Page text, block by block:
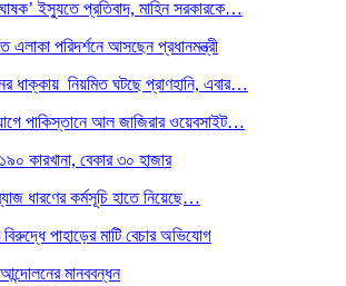
ইস্যুতে প্রতিবাদ, মাহিন সরকারকে…
এলাকা পরিদর্শনে আসছেন প্রধানমন্ত্রী
ধাক্কায় নিয়মিত ঘটছে প্রাণহানি, এবার…
পাকিস্তানে আল জাজিরার ওয়েবসাইট…
কারখানা, বেকার ৩০ হাজার
ধারণের কর্মসূচি হাতে নিয়েছে…
পাহাড়ের মাটি বেচার অভিযোগ
মানববন্ধন